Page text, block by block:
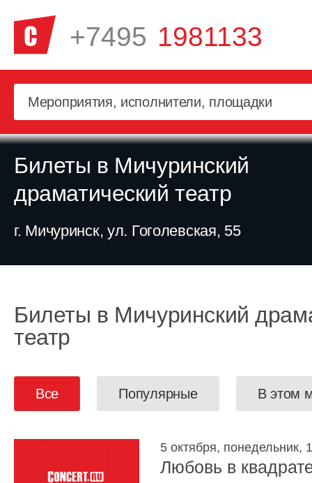
+7495 1981133
Билеты в Мичуринский
драматический театр
г. Мичуринск, ул. Гоголевская, 55
Билеты в Мичуринский
театр
Все Популярные В этом
5 октября, понедельник,
Любовь в